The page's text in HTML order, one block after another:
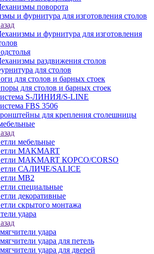
поворота
и фурнитура для изготовления столов
и фурнитура для изготовления
раздвижения столов
для столов
для столов и барных стоек
для столов и барных стоек
S-ЛИНИЯ/S-LINE
FBS 3506
для крепления столешницы
мебельные
MAKMART
MAKMART КОРСО/CORSO
САЛИЧЕ/SALICE
MB2
специальные
декоративные
скрытого монтажа
удара
удара
удара для петель
удара для дверей